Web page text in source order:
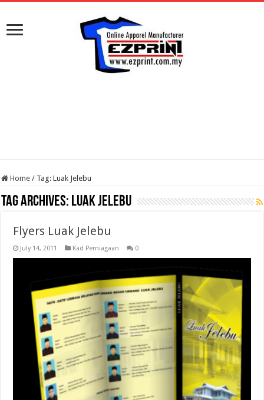
Home / Tag:Luak Jelebu
Tag Archives: Luak Jelebu
Flyers Luak Jelebu
July 14, 2011 Kad Perniagaan 0